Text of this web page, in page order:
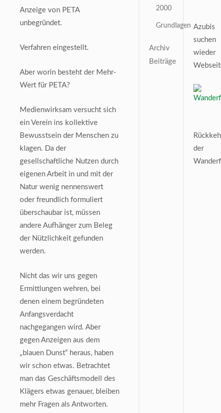
2000
Grundlagen
Archiv
Beiträge
Azubis
suchen
wieder
der
Anzeige von PETA
unbegründet.
Verfahren eingestellt.
Aber worin besteht der Mehr-
Wert für PETA?
Medienwirksam versucht sich
ein Verein ins kollektive
Bewusstsein der Menschen zu
klagen. Da der
gesellschaftliche Nutzen durch
eigenen Arbeit in und mit der
Natur wenig nennenswert
oder freundlich formuliert
überschaubar ist, müssen
andere Aufhänger zum Beleg
der Nützlichkeit gefunden
werden.
Nicht das wir uns gegen
Ermittlungen wehren, bei
denen einem begründeten
Anfangsverdacht
nachgegangen wird. Aber
gegen Anzeigen aus dem
„blauen Dunst“ heraus, haben
wir schon etwas. Betrachtet
man das Geschäftsmodell des
Klägers etwas genauer, bleiben
mehr Fragen als Antworten.